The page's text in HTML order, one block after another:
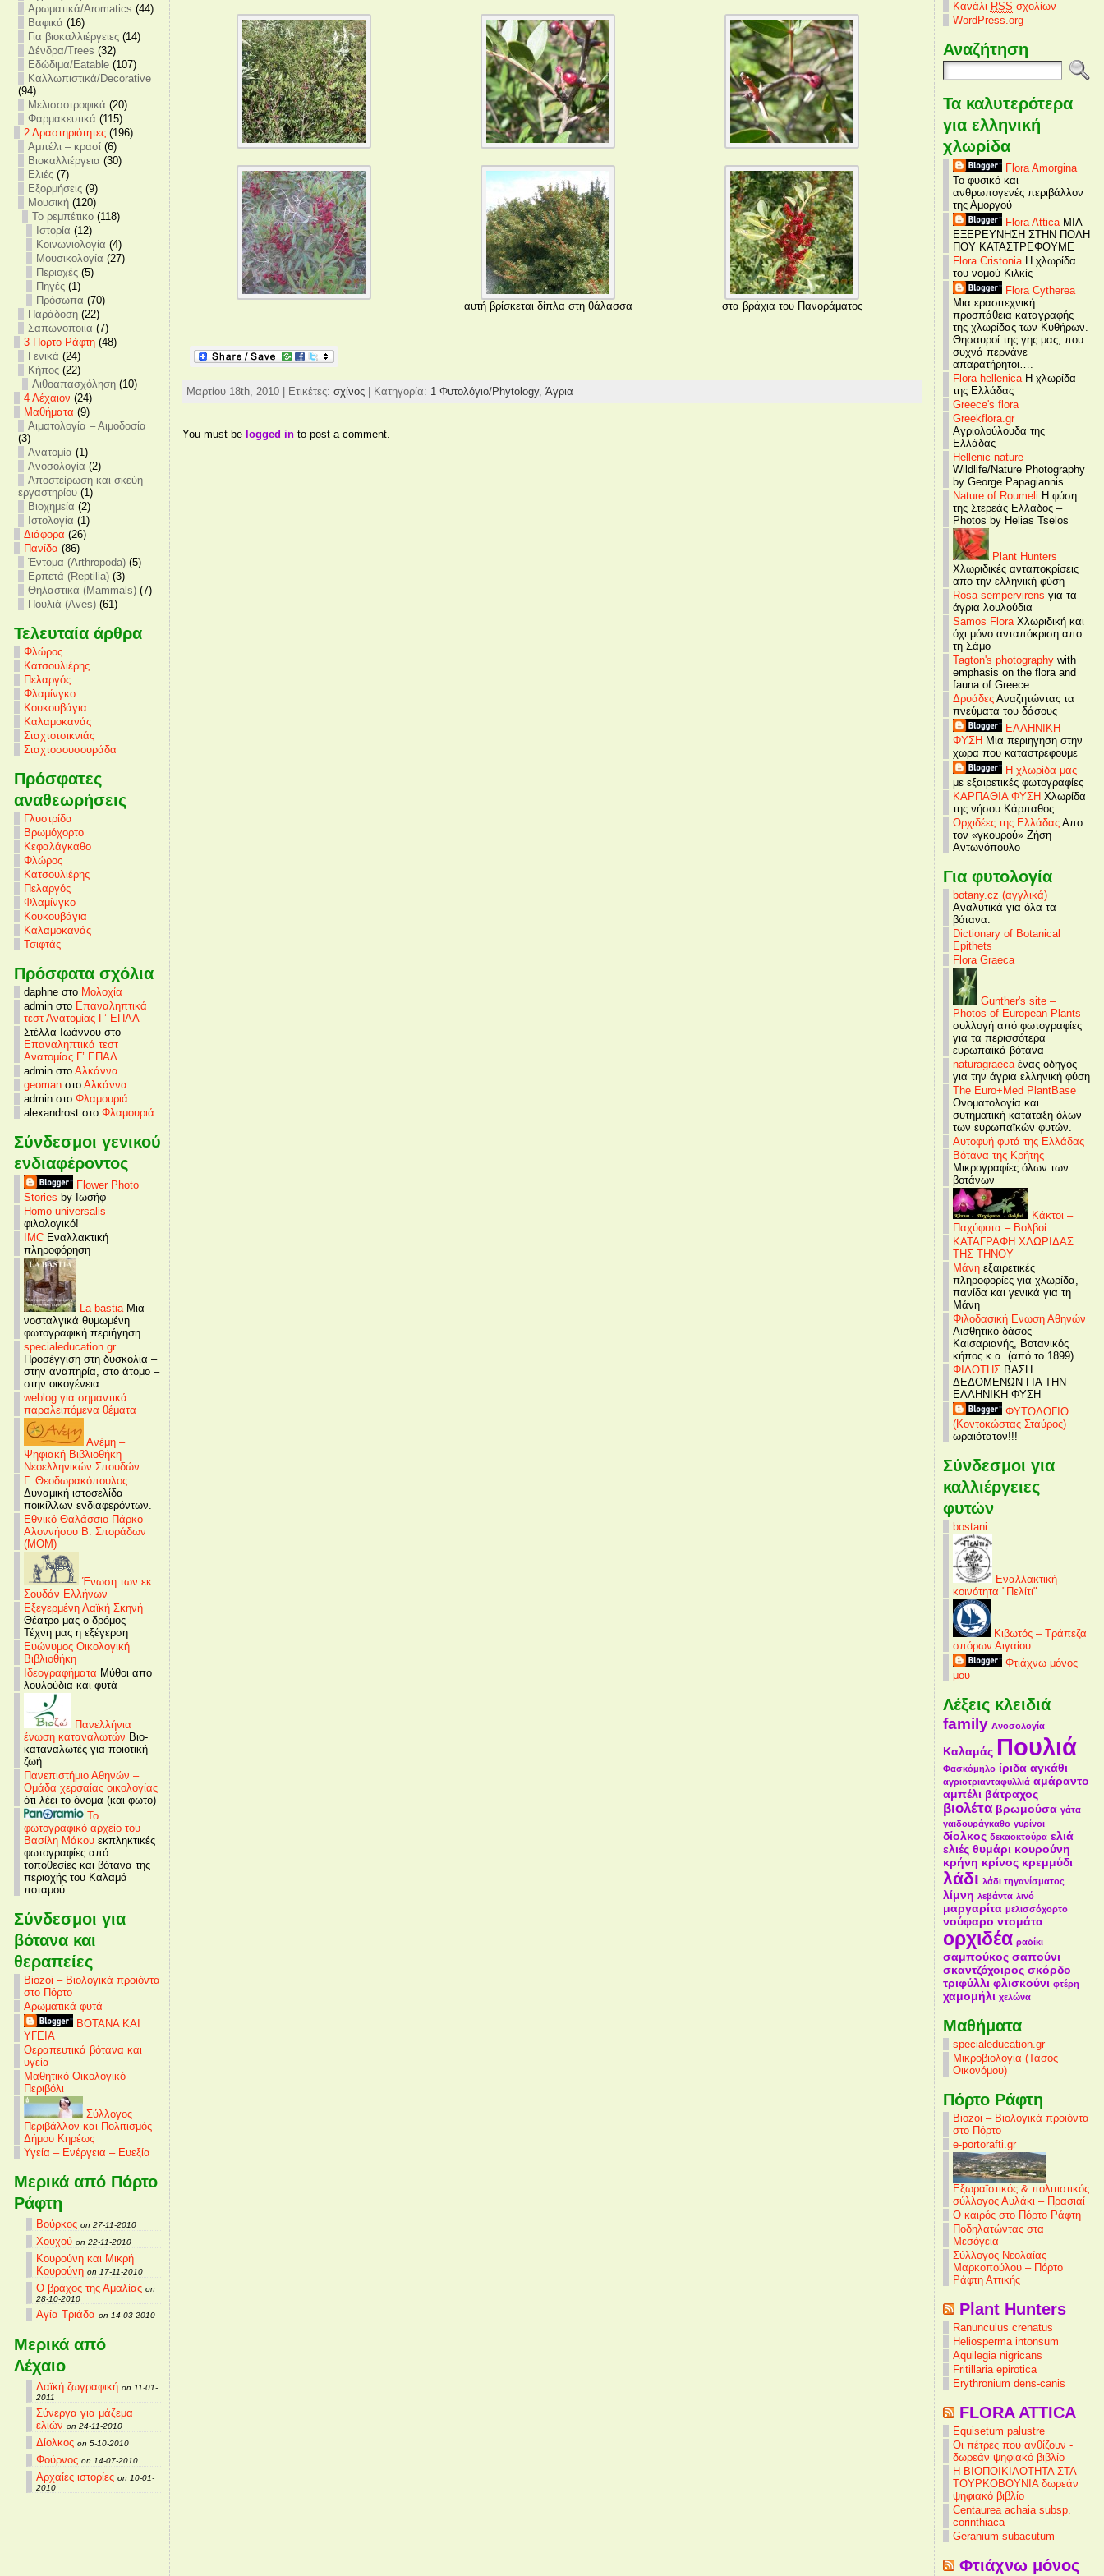
Αρωματικά/Aromatics (44)
Βαφικά (16)
Για βιοκαλλιέργειες(14)
Δένδρα/Trees (32)
Εδώδιμα/Eatable(107)
Καλλωπιστικά/Decorative
(94)
Μελισσοτροφικά (20)
Φαρμακευτικά (115)
2 Δραστηριότητες(196)
Αμπέλι – κρασί(6)
Βιοκαλλιέργεια (30)
Ελιές(7)
Εξορμήσεις(9)
Μουσική(120)
Το ρεμπέτικο(118)
Ιστορία (12)
Κοινωνιολογία (4)
Μουσικολογία (27)
Περιοχές(5)
Πηγές(1)
Πρόσωπα (70)
Παράδοση(22)
Σαπωνοποιία (7)
3 Πορτο Ράφτη(48)
Γενικά (24)
Κήπος(22)
Λιθοαπασχόληση(10)
4 Λέχαιον (24)
Mαθήματα (9)
Αιματολογία – Αιμοδοσία
(3)
Ανατομία (1)
Ανοσολογία (2)
Αποστείρωση και σκεύη
εργαστηρίου(1)
Βιοχημεία (2)
Ιστολογία (1)
Διάφορα (26)
Πανίδα (86)
Έντομα (Arthropoda)(5)
Ερπετά (Reptilia)(3)
Θηλαστικά (Mammals)(7)
Πουλιά (Aves)(61)
Τελευταία άρθρα
Φλώρος
Κατσουλιέρης
Πελαργός
Φλαμίνγκο
Κουκουβάγια
Καλαμοκανάς
Σταχτοτσικνιάς
Σταχτοσουσουράδα
Πρόσφατες
αναθεωρήσεις
Γλυστρίδα
Βρωμόχορτο
Κεφαλάγκαθο
Φλώρος
Κατσουλιέρης
Πελαργός
Φλαμίνγκο
Κουκουβάγια
Καλαμοκανάς
Τσιφτάς
Πρόσφατα σχόλια
daphne στο Μολοχία
admin στο Επαναληπτικά
τεστ Ανατομίας Γ’ ΕΠΑΛ
Στέλλα Ιωάννου στο
Επαναληπτικά τεστ
Ανατομίας Γ’ ΕΠΑΛ
admin στο Αλκάννα
geomanστο Αλκάννα
admin στο Φλαμουριά
alexandrost στο Φλαμουριά
Σύνδεσμοι γενικού
ενδιαφέροντος
Flower Photo
Stories by Ιωσήφ
Homo universalis
φιλολογικό!
IMCΕναλλακτική
πληροφόρηση
La bastiaΜια
νοσταλγικά θυμωμένη
φωτογραφική περιήγηση
specialeducation.gr
Προσέγγιση στη δυσκολία –
στην αναπηρία, στο άτομο –
στην οικογένεια
weblog για σημαντικά
παραλειπόμενα θέματα
Ανέμη –
Ψηφιακή Βιβλιοθήκη
Νεοελληνικών Σπουδών
Γ. Θεοδωρακόπουλος
Δυναμική ιστοσελίδα
ποικίλλων ενδιαφερόντων.
Εθνικό Θαλάσσιο Πάρκο
Αλοννήσου Β. Σποράδων
(MOM)
Ένωση των εκ
Σουδάν Ελλήνων
Εξεγερμένη Λαϊκή Σκηνή
Θέατρο μας ο δρόμος –
Τέχνη μας η εξέγερση
Ευώνυμος Οικολογική
Βιβλιοθήκη
Ιδεογραφήματα Μύθοι απο
λουλούδια και φυτά
Πανελλήνια
ένωση καταναλωτών Βιο-
καταναλωτές για ποιοτική
ζωή
Πανεπιστήμιο Αθηνών –
Ομάδα χερσαίας οικολογίας
ότι λέει το όνομα (και φωτο)
Το
φωτογραφικό αρχείο του
Βασίλη Μάκουεκπληκτικές
φωτογραφίες από
τοποθεσίες και βότανα της
περιοχής του Καλαμά
ποταμού
Σύνδεσμοι για
βότανα και
θεραπείες
Biozoi – Βιολογικά προιόντα
στο Πόρτο
Αρωματικά φυτά
ΒΟΤΑΝΑ ΚΑΙ
ΥΓΕΙΑ
Θεραπευτικά βότανα και
υγεία
Μαθητικό Οικολογικό
Περιβόλι
Σύλλογος
Περιβάλλον και Πολιτισμός
Δήμου Κηρέως
Υγεία – Ενέργεια – Ευεξία
Μερικά από Πόρτο
Ράφτη
Βούρκος on 27-11-2010
Χουχού on 22-11-2010
Κουρούνη και Μικρή
Κουρούνη on 17-11-2010
Ο βράχος της Αμαλίας on
28-10-2010
Αγία Τριάδα on 14-03-2010
Μερικά από
Λέχαιο
Λαϊκή ζωγραφική on 11-01-
2011
Σύνεργα για μάζεμα
ελιών on 24-11-2010
Δίολκος on 5-10-2010
Φούρνος on 14-07-2010
Αρχαίες ιστορίες on 10-01-
2010
αυτή βρίσκεται δίπλα στη θάλασσα στα βράχια του Πανοράματος
Μαρτίου 18th, 2010 | Ετικέτες: σχίνος| Κατηγορία: 1 Φυτολόγιο/Phytology, Άγρια
You must be logged into post a comment.
Κανάλι RSS σχολίων
WordPress.org
Αναζήτηση
Τα καλυτερότερα
για ελληνική
χλωρίδα
Flora Amorgina
Το φυσικό και
ανθρωπογενές περιβάλλον
της Αμοργού
Flora AtticaΜΙΑ
ΕΞΕΡΕΥΝΗΣΗ ΣΤΗΝ ΠΟΛΗ
ΠΟΥ ΚΑΤΑΣΤΡΕΦΟΥΜΕ
Flora CristoniaΗ χλωρίδα
του νομού Κιλκίς
Flora Cytherea
Μια ερασιτεχνική
προσπάθεια καταγραφής
της χλωρίδας των Κυθήρων.
Θησαυροί της γης μας, που
συχνά περνάνε
απαρατήρητοι….
Flora hellenicaΗ χλωρίδα
της Ελλάδας
Greece's flora
Greekflora.gr
Αγριολούλουδα της
Ελλάδας
Hellenic nature
Wildlife/Nature Photography
by George Papagiannis
Nature of Roumeli Η φύση
της Στερεάς Ελλάδος –
Photos by Helias Tselos
Plant Hunters
Χλωριδικές ανταποκρίσεις
απο την ελληνική φύση
Rosa sempervirens για τα
άγρια λουλούδια
Samos FloraΧλωριδική και
όχι μόνο ανταπόκριση απο
τη Σάμο
Tagton's photographywith
emphasis on the flora and
fauna of Greece
ΔρυάδεςΑναζητώντας τα
πνεύματα του δάσους
ΕΛΛΗΝΙΚΗ
ΦΥΣΗ Μια περιηγηση στην
χωρα που καταστρεφουμε
Η χλωρίδα μας
με εξαιρετικές φωτογραφίες
ΚΑΡΠΑΘΙΑ ΦΥΣΗ Χλωρίδα
της νήσου Κάρπαθος
Ορχιδέες της ΕλλάδαςΑπο
τον «γκουρού» Ζήση
Αντωνόπουλο
Για φυτολογία
botany.cz (αγγλικά)
Αναλυτικά για όλα τα
βότανα.
Dictionary of Botanical
Epithets
Flora Graeca
Gunther's site –
Photos of European Plants
συλλογή από φωτογραφίες
για τα περισσότερα
ευρωπαϊκά βότανα
naturagraecaένας οδηγός
για την άγρια ελληνική φύση
The Euro+Med PlantBase
Ονοματολογία και
συτηματική κατάταξη όλων
των ευρωπαϊκών φυτών.
Αυτοφυή φυτά της Ελλάδας
Βότανα της Κρήτης
Μικρογραφίες όλων των
βοτάνων
Κάκτοι –
Παχύφυτα – Βολβοί
ΚΑΤΑΓΡΑΦΗ ΧΛΩΡΙΔΑΣ
ΤΗΣ ΤΗΝΟΥ
Μάνηεξαιρετικές
πληροφορίες για χλωρίδα,
πανίδα και γενικά για τη
Μάνη
Φιλοδασική Ενωση Αθηνών
Αισθητικό δάσος
Καισαριανής, Βοτανικός
κήπος κ.α. (από το 1899)
ΦΙΛΟΤΗΣΒΑΣΗ
ΔΕΔΟΜΕΝΩΝ ΓΙΑ ΤΗΝ
ΕΛΛΗΝΙΚΗ ΦΥΣΗ
ΦΥΤΟΛΟΓΙΟ
(Κοντοκώστας Σταύρος)
ωραιότατον!!!
Σύνδεσμοι για
καλλιέργειες
φυτών
bostani
Εναλλακτική
κοινότητα "Πελίτι"
Κιβωτός – Τράπεζα
σπόρων Αιγαίου
Φτιάχνω μόνος
μου
Λέξεις κλειδιά
family Ανοσολογία
Καλαμάς Πουλιά
Φασκόμηλο ίριδα αγκάθι
αγριοτριανταφυλλιά αμάραντο
αμπέλι βάτραχος
βιολέτα βρωμούσα γάτα
γαιδουράγκαθο γυρίνοι
δίολκος δεκαοκτούρα ελιά
ελιές θυμάρι κουρούνη
κρήνη κρίνος κρεμμύδι
λάδι λάδι τηγανίσματος
λίμνη λεβάντα λινό
μαργαρίτα μελισσόχορτο
νούφαρο ντομάτα
ορχιδέα ραδίκι
σαμπούκος σαπούνι
σκαντζόχοιρος σκόρδο
τριφύλλι φλισκούνι φτέρη
χαμομήλι χελώνα
Mαθήματα
specialeducation.gr
Μικροβιολογία (Τάσος
Οικονόμου)
Πόρτο Ράφτη
Biozoi – Βιολογικά προιόντα
στο Πόρτο
e-portorafti.gr
Εξωραϊστικός & πολιτιστικός
σύλλογος Αυλάκι – Πρασιαί
Ο καιρός στο Πόρτο Ράφτη
Ποδηλατώντας στα
Μεσόγεια
Σύλλογος Νεολαίας
Μαρκοπούλου – Πόρτο
Ράφτη Αττικής
Plant Hunters
Ranunculus crenatus
Heliosperma intonsum
Aquilegia nigricans
Fritillaria epirotica
Erythronium dens-canis
FLORA ATTICA
Equisetum palustre
Οι πέτρες που ανθίζουν -
δωρεάν ψηφιακό βιβλίο
Η ΒΙΟΠΟΙΚΙΛΟΤΗΤΑ ΣΤΑ
ΤΟΥΡΚΟΒΟΥΝΙΑ δωρεάν
ψηφιακό βιβλίο
Centaurea achaia subsp.
corinthiaca
Geranium subacutum
Φτιάχνω μόνος